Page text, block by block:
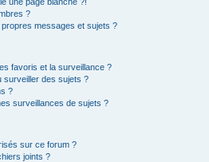
?
messages et sujets ?
favoris et la surveillance ?
surveiller des sujets ?
?
surveillances de sujets ?
sur ce forum ?
joints ?